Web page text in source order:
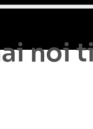
noi